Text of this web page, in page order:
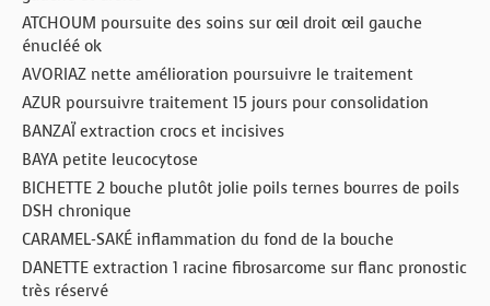
ATCHOUM poursuite des soins sur œil droit œil gauche
énucléé ok
AVORIAZ nette amélioration poursuivre le traitement
AZUR poursuivre traitement 15 jours pour consolidation
BANZAÏ extraction crocs et incisives
BAYA petite leucocytose
BICHETTE 2 bouche plutôt jolie poils ternes bourres de poils
DSH chronique
CARAMEL-SAKÉ inflammation du fond de la bouche
DANETTE extraction 1 racine fibrosarcome sur flanc pronostic
très réservé